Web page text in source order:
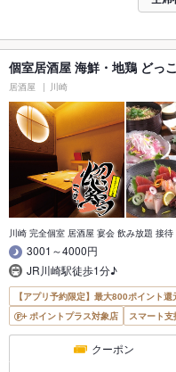
個室居酒屋 海鮮・地鶏 どっ
居酒屋 川崎
川崎 完全個室 居酒屋 宴会 飲み放題 接待
3001～4000円
JR川崎駅徒歩1分♪
【アプリ予約限定】最大800ポイント還
ポイントプラス対象店
スマート支
クーポン